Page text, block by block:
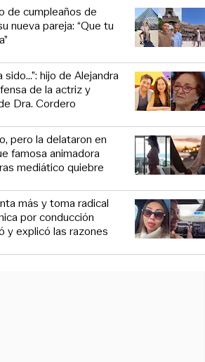
de cumpleaños de
nueva pareja: “Que tu
hijo de Alejandra
de la actriz y
Dra. Cordero
pero la delataron en
famosa animadora
mediático quiebre
más y toma radical
por conducción
y explicó las razones